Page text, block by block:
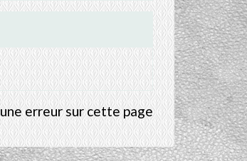
erreur sur cette page